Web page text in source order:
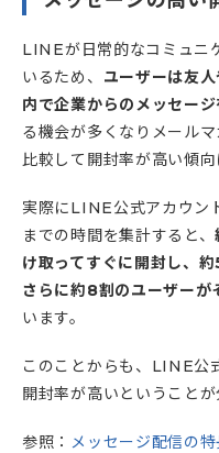
LINEが日常的なコミュニ
いるため、 ユーザーは友
内で企業からのメッセー
る機会が多くなりメール
比較して開封率が高い傾向
実際にLINE公式アカウン
までの時間を集計すると、
け取ってすぐに開封し、
さらに約8割のユーザーが
います。
このことからも、LINE公
開封率が高いということが
参照： メッセージ配信の